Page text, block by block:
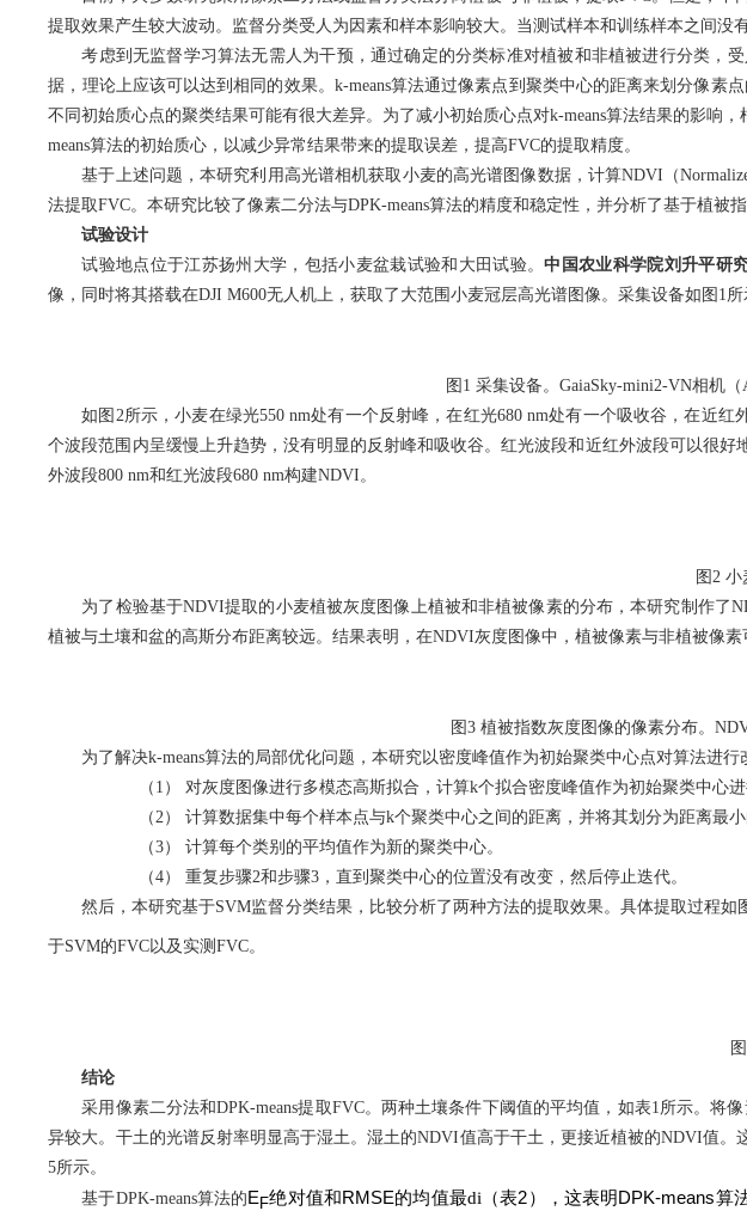
提取效果产生较大波动。监督分类受人为因素和样本影响较大。当测试样本和训练样本之间
考虑到无监督学习算法无需人为干预，通过确定的分类标准对植被和非植被进行分类，
据 ， 理论上应该可以达到相同的效果。 k-means算法通过像素点到聚类中心的距离来划分像素
不同初始质心点的聚类结果可能有很大差异。为了减小初始质心点对k-means算法结果的影响，
means算法的初始质心，以减少异常结果带来的提取误差，提高FVC的提取精度。
基于上述问题，本研究利用高光谱相机获取小麦的高光谱图像数据，计算NDVI （
法提取FVC。本研究比较了像素二分法与DPK-means算法的精度和稳定性，并分析了基于植被
试验设计
试验地点位于江苏扬州大学，包括小麦盆栽试验和大田试验。中国农业科学院刘升平研
像，同时将其搭载在DJI M600无人机上，获取了大范围小麦冠层高光谱图像。采集设备如图 1所
图 1 采集设备。 GaiaSky-mini2-VN相机（
如图 2所示，小麦在绿光550 nm处有一个反射峰，在红光680 nm处有一个吸收谷，在近红
个波段范围内呈缓慢上升趋势，没有明显的反射峰和吸收谷。红光波段和近红外波段可以很好
外波段800 nm和红光波段680 nm构建NDVI。
图2小
为了检验基于NDVI提取的小麦植被灰度图像上植被和非植被像素的分布，本研究制作了
植被与土壤和盆的高斯分布距离较远。结果表明，在NDVI灰度图像中，植被像素与非植被像素
图 3 植被指数灰度图像的像素分布。
为了解决k-means算法的局部优化问题，本研究以密度峰值作为初始聚类中心点对算法进行
（1）对灰度图像进行多模态高斯拟合，计算k个拟合密度峰值作为初始聚类中心进
（2）计算数据集中每个样本点与k个聚类中心之间的距离，并将其划分为距离最小
（3）计算每个类别的平均值作为新的聚类中心。
（4）重复步骤2和步骤3 ，直到聚类中心的位置没有改变，然后停止迭代。
然后，本研究基于SVM监督分类结果，比较分析了两种方法的提取效果。具体提取过程如
于SVM的FVC以及实测FVC。
图
结论
采用像素二分法和DPK-means提取FVC。两种土壤条件下阈值的平均值，如表1 所示。将
异较大。干土的光谱反射率明显高于湿土。湿土的NDVI值高于干土，更接近植被的NDVI值。
5所示。
基于DPK-means算法的E F绝对值和RMSE的均值最di（表2），这表明DPK-means算